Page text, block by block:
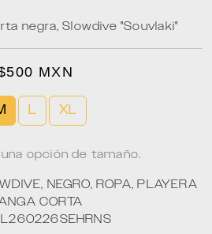
negra, Slowdive "Souvlaki"
MXN
L XL
opción de tamaño.
NEGRO, ROPA, PLAYERA
CORTA